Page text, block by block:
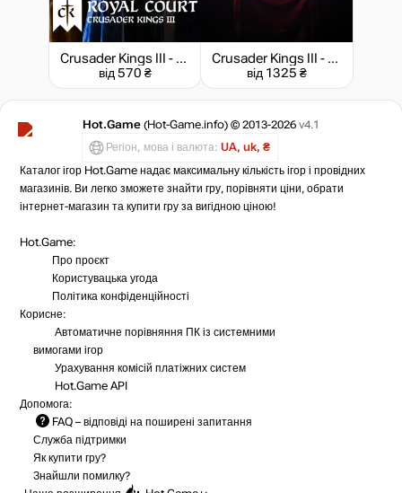
Crusader Kings III - Royal Court
від 570 ₴
Crusader Kings III - Expansion Pass
від 1325 ₴
Hot.Game (Hot-Game.info) © 2013-2026 v4.1
Регіон, мова і валюта: UA, uk, ₴
Каталог ігор Hot.Game надає максимальну кількість ігор і провідних
магазинів. Ви легко зможете знайти гру, порівняти ціни, обрати
інтернет-магазин та купити гру за вигідною ціною!
Hot.Game:
Про проєкт
Користувацька угода
Політика конфіденційності
Корисне:
Автоматичне порівняння ПК із системними
вимогами ігор
Урахування комісій платіжних систем
Hot.Game API
Допомога:
FAQ – відповіді на поширені запитання
Служба підтримки
Як купити гру?
Знайшли помилку?